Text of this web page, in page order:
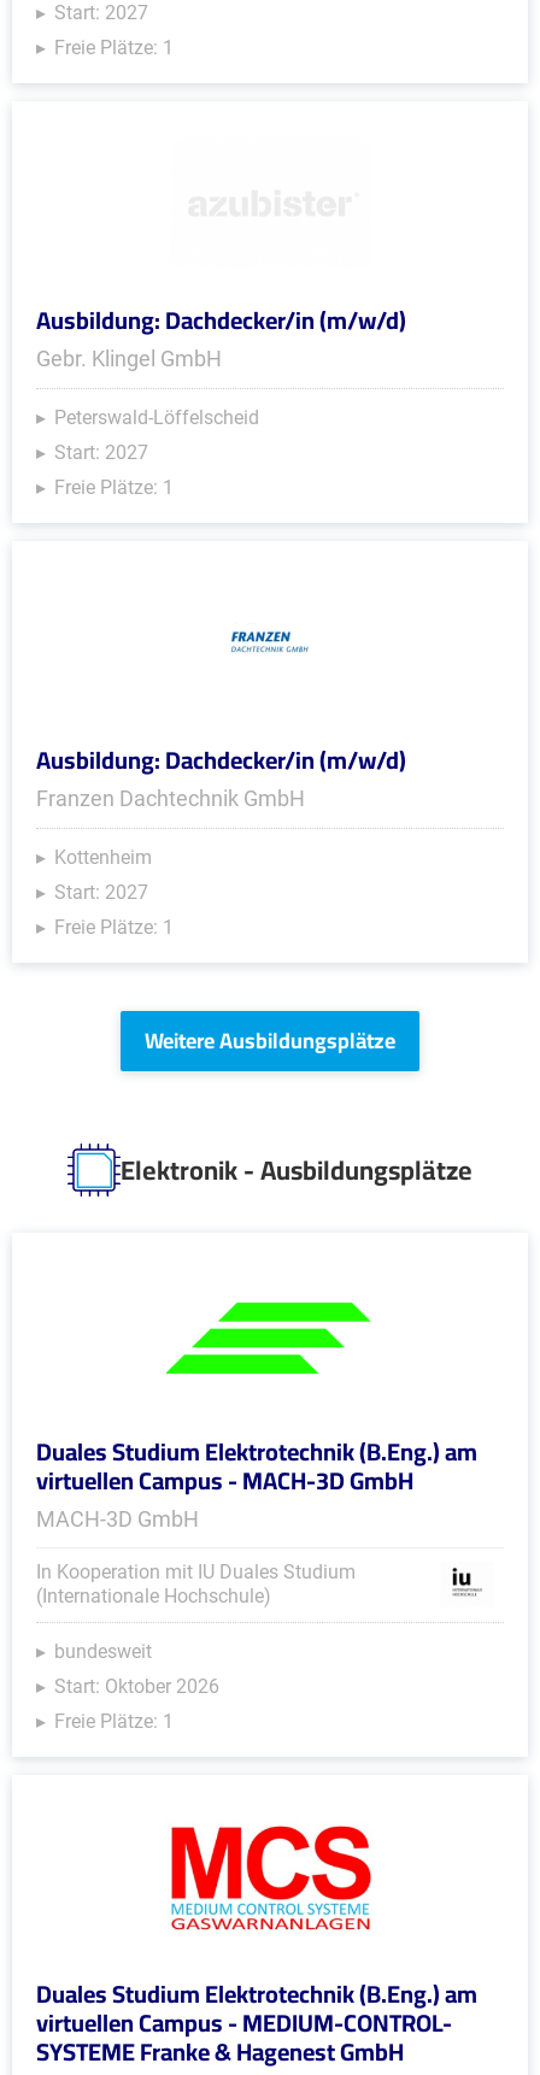
Start: 2027
Freie Plätze: 1
Ausbildung: Dachdecker/in (m/w/d)
Gebr. Klingel GmbH
Peterswald-Löffelscheid
Start: 2027
Freie Plätze: 1
Ausbildung: Dachdecker/in (m/w/d)
Franzen Dachtechnik GmbH
Kottenheim
Start: 2027
Freie Plätze: 1
Weitere Ausbildungsplätze
Elektronik - Ausbildungsplätze
Duales Studium Elektrotechnik (B.Eng.) am
virtuellen Campus - MACH-3D GmbH
MACH-3D GmbH
In Kooperation mit IU Duales Studium
(Internationale Hochschule)
bundesweit
Start: Oktober 2026
Freie Plätze: 1
Duales Studium Elektrotechnik (B.Eng.) am
virtuellen Campus - MEDIUM-CONTROL-
SYSTEME Franke & Hagenest GmbH